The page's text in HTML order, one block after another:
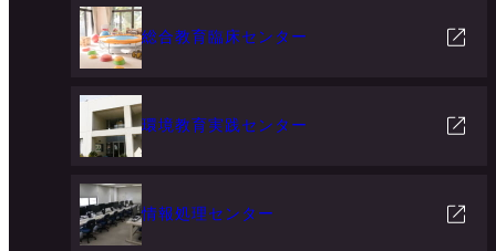
総合教育臨床センター
環境教育実践センター
情報処理センター